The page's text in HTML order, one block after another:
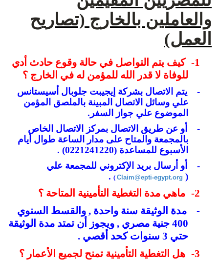
والعاملين بالخارج (تصاريح
العمل)
1-
كيف يتم التواصل في حالة وقوع حادث أدي
للوفاة لا قدر الله للمؤمن له في الخارج ؟
-
يتم الاتصال بشركة إيجيبت جلوبال أسيستانس
علي وسائل الاتصال المبينة بالملصق المؤمن
الموضوع علي جواز السفر .
-
أو عن طريق الاتصال بمركز الاتصال الخاص
بالمجمعة والمتاح على مدار الساعة طوال أيام
الأسبوع للمساعدة (0221241220) .
-
أو أرسال بريد ا لإكتروني للمجمعة علي
(
Claim@epti-egypt.org
)
.
2-
ماهي مدة التغطية التأمينية المتاحة ؟
-
مدة الوثيقة سنة واحدة , والقسط السنوي
400 جنية مصري , ويجوز أن تمتد مدة الوثيقة
حتي 3 سنوات كحد أقصي .
3-
هل التغطية التأمينية تمنح لجميع الأعمار ؟